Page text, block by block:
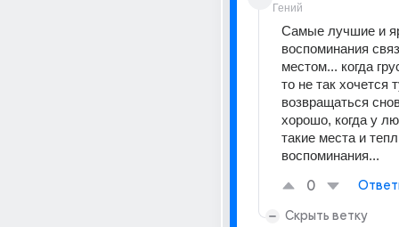
Гений
Самые лучшие и
воспоминания
местом... когда
то не так хочется
возвращаться
хорошо, когда у
такие места и
воспоминания...
0
Скрыть ветку